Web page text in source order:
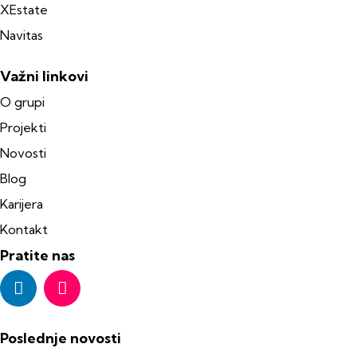
XEstate
Navitas
Važni linkovi
O grupi
Projekti
Novosti
Blog
Karijera
Kontakt
Pratite nas
Poslednje novosti